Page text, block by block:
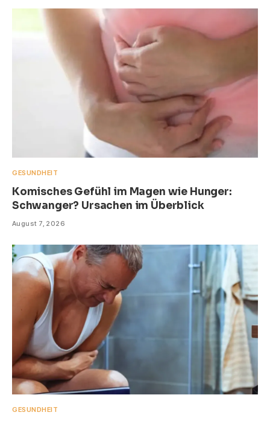
GESUNDHEIT
Komisches Gefühl im Magen wie Hunger:
Schwanger? Ursachen im Überblick
August 7, 2026
GESUNDHEIT